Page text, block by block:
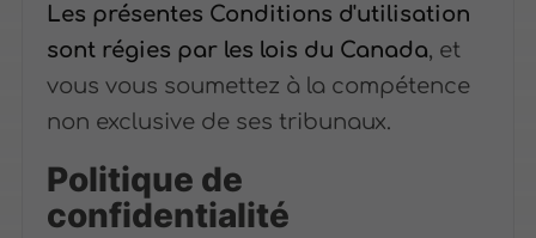
Les présentes Conditions d'utilisation
sont régies par les lois du Canada, et
vous vous soumettez à la compétence
non exclusive de ses tribunaux.
Politique de
confidentialité